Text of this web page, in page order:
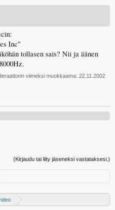
Inc"
tollasen sais? Nii ja äänen
viimeksi muokkaama: 22.11.2002
(Kirjaudu tai liity jäseneksi vastataksesi.)